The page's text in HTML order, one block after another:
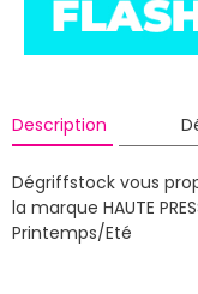
Description
Dégriffstock vous
la marque HAUTE
Printemps/Eté